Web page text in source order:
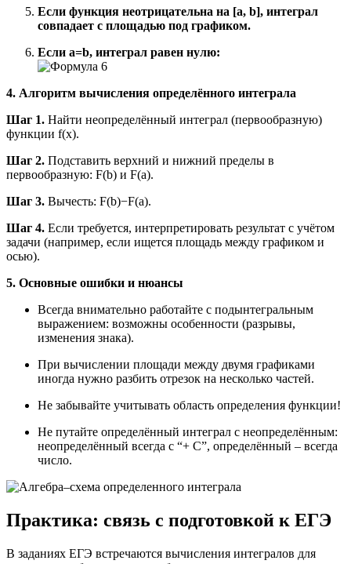
Если функция неотрицательна на [a, b], интеграл
совпадает с площадью под графиком.
Если a=b, интеграл равен нулю:
4. Алгоритм вычисления определённого интеграла
Шаг 1. Найти неопределённый интеграл (первообразную)
функции f(x).
Шаг 2. Подставить верхний и нижний пределы в
первообразную: F(b) и F(a).
Шаг 3. Вычесть: F(b)−F(a).
Шаг 4. Если требуется, интерпретировать результат с учётом
задачи (например, если ищется площадь между графиком и
осью).
5. Основные ошибки и нюансы
Всегда внимательно работайте с подынтегральным
выражением: возможны особенности (разрывы,
изменения знака).
При вычислении площади между двумя графиками
иногда нужно разбить отрезок на несколько частей.
Не забывайте учитывать область определения функции!
Не путайте определённый интеграл с неопределённым:
неопределённый всегда с “+ C”, определённый – всегда
число.
Практика: связь с подготовкой к ЕГЭ
В заданиях ЕГЭ встречаются вычисления интегралов для